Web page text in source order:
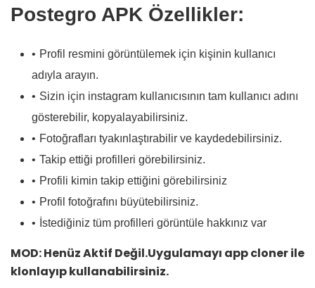
Postegro APK Özellikler:
Profil resmini görüntülemek için kişinin kullanıcı
adıyla arayın.
Sizin için instagram kullanıcısının tam kullanıcı adını
gösterebilir, kopyalayabilirsiniz.
Fotoğrafları tyakınlaştırabilir ve kaydedebilirsiniz.
Takip ettiği profilleri görebilirsiniz.
Profili kimin takip ettiğini görebilirsiniz
Profil fotoğrafını büyütebilirsiniz.
İstediğiniz tüm profilleri görüntüle hakkınız var
MOD: Henüz Aktif Değil.Uygulamayı app cloner ile
klonlayıp kullanabilirsiniz.